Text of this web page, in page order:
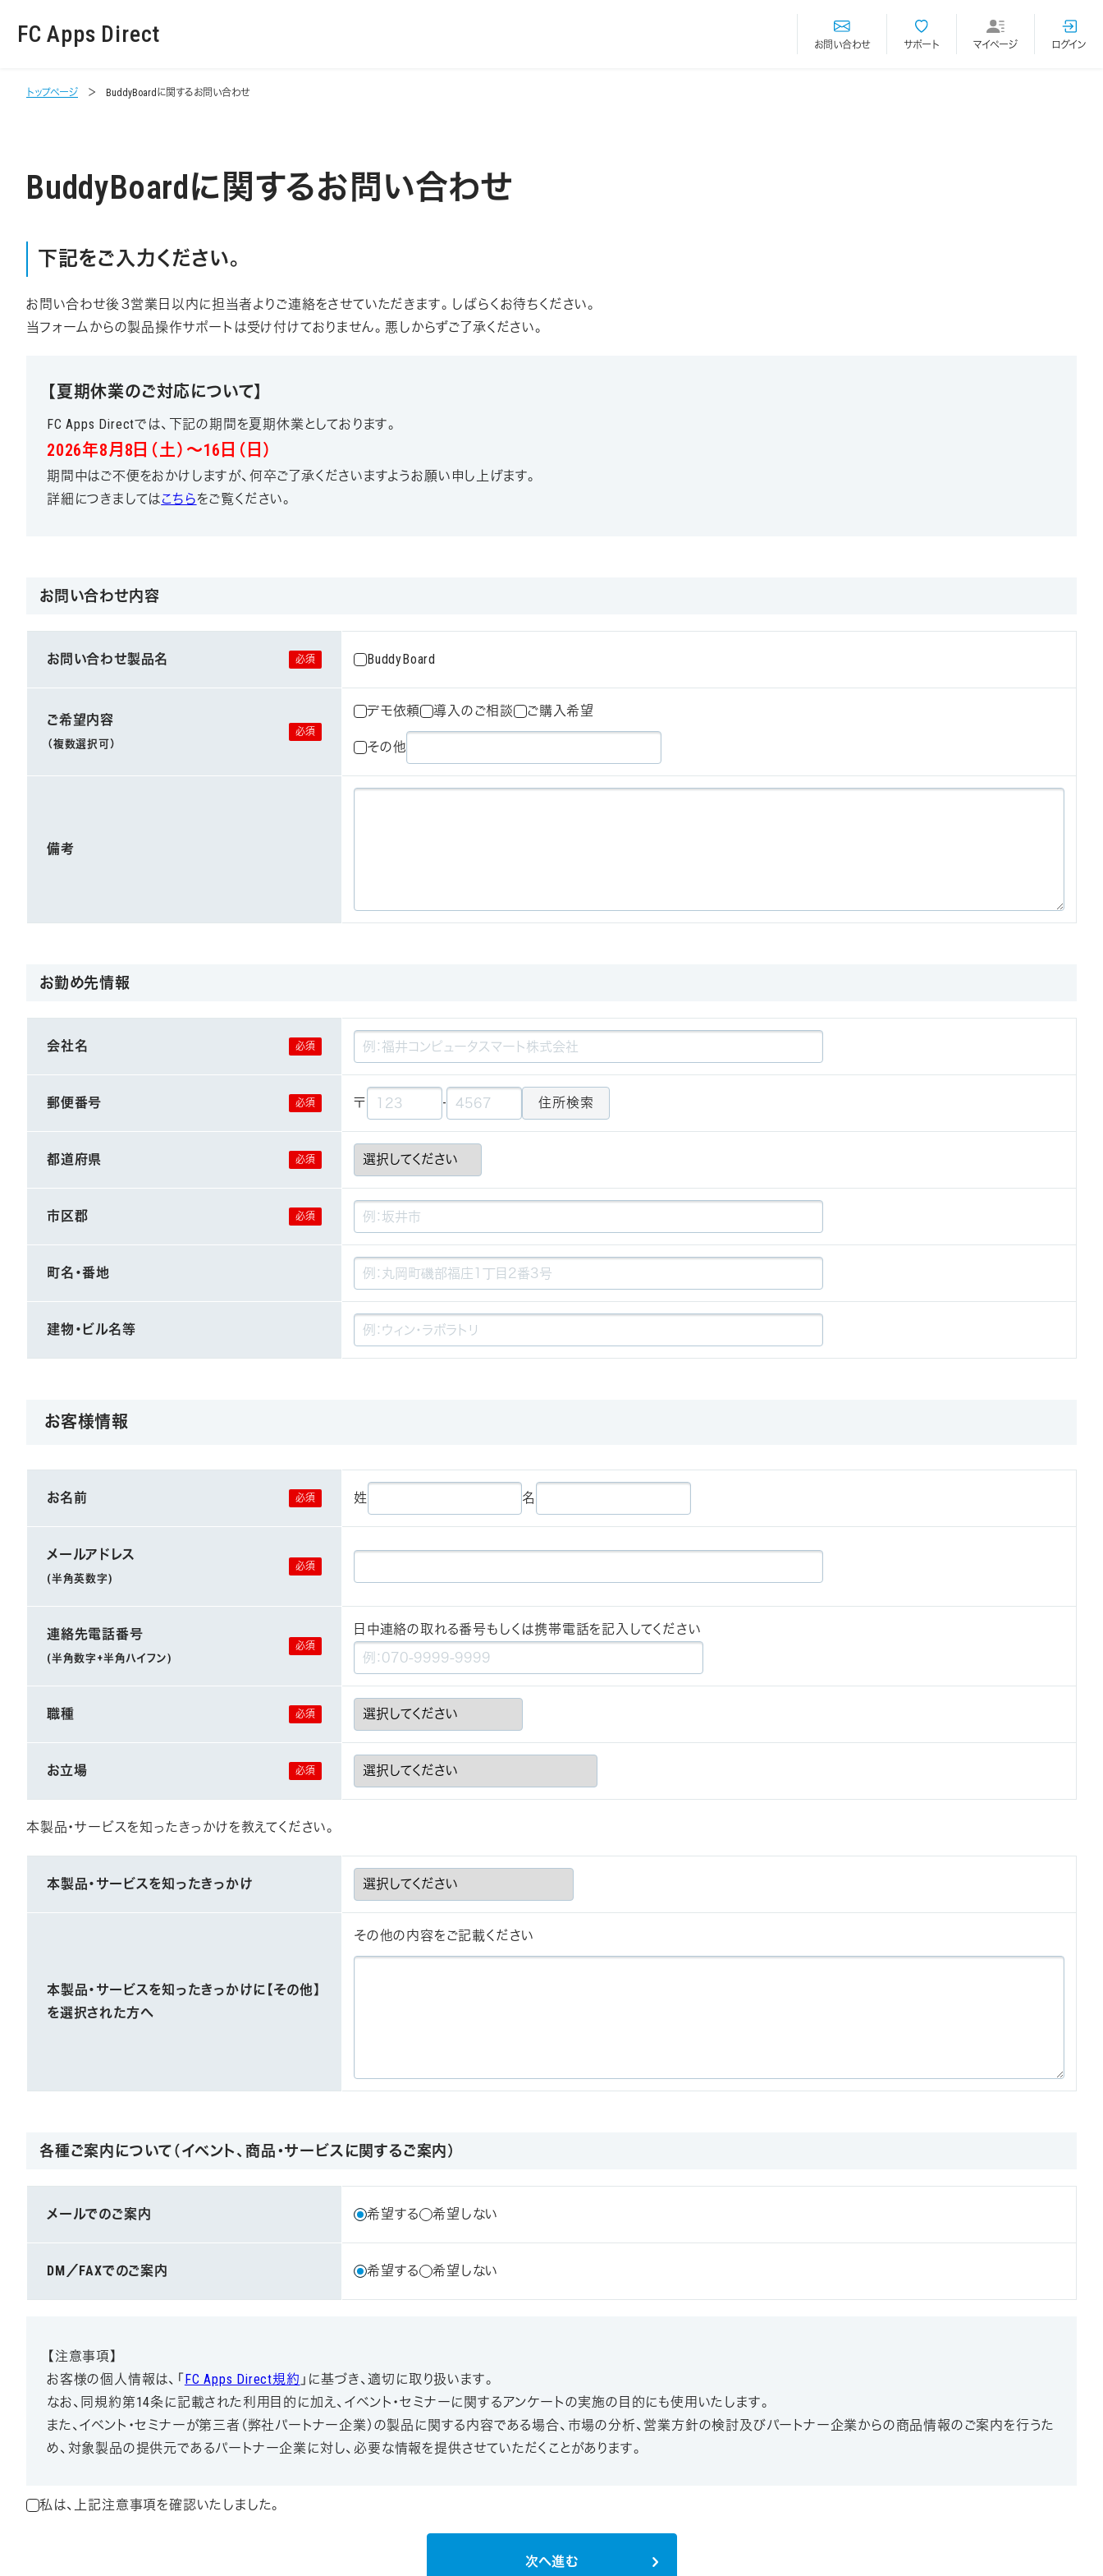
FC Apps Direct お問い合わせ サポート マイページ ログイン
トップページ BuddyBoardに関するお問い合わせ
BuddyBoardに関するお問い合わせ
下記をご入力ください。
お問い合わせ後３営業日以内に担当者よりご連絡をさせていただきます。しばらくお待ちください。
当フォームからの製品操作サポートは受け付けておりません。悪しからずご了承ください。
【夏期休業のご対応について】
FC Apps Directでは、下記の期間を夏期休業としております。
2026年8月8日（土）～16日（日）
期間中はご不便をおかけしますが、何卒ご了承くださいますようお願い申し上げます。
詳細につきましてはこちらをご覧ください。
お問い合わせ内容
お問い合わせ製品名 BuddyBoard
ご希望内容
（複数選択可）
デモ依頼 導入のご相談 ご購入希望
その他
備考
お勤め先情報
会社名
郵便番号 〒 - 住所検索
都道府県
市区郡
町名・番地
建物・ビル名等
お客様情報
お名前 姓 名
メールアドレス
(半角英数字)
連絡先電話番号
(半角数字+半角ハイフン)
日中連絡の取れる番号もしくは携帯電話を記入してください
職種
お立場
本製品・サービスを知ったきっかけを教えてください。
本製品・サービスを知ったきっかけ
本製品・サービスを知ったきっかけに【その他】
を選択された方へ
その他の内容をご記載ください
各種ご案内について（イベント、商品・サービスに関するご案内）
メールでのご案内 希望する 希望しない
DM／FAXでのご案内 希望する 希望しない
【注意事項】
お客様の個人情報は、「FC Apps Direct規約 」に基づき、適切に取り扱います。
なお、同規約第14条に記載された利用目的に加え、イベント・セミナーに関するアンケートの実施の目的にも使用いたします。
また、イベント・セミナーが第三者（弊社パートナー企業）の製品に関する内容である場合、市場の分析、営業方針の検討及びパートナー企業からの商品情報のご案内を行うた
め、対象製品の提供元であるパートナー企業に対し、必要な情報を提供させていただくことがあります。
私は、上記注意事項を確認いたしました。
次へ進む